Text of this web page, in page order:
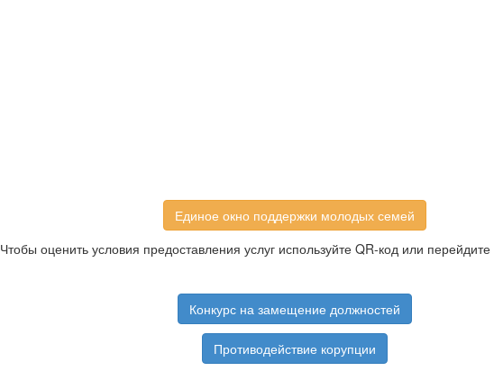
Единое окно поддержки молодых семей
Чтобы оценить условия предоставления услуг используйте QR-код или
Конкурс на замещение должностей
Противодействие корупции